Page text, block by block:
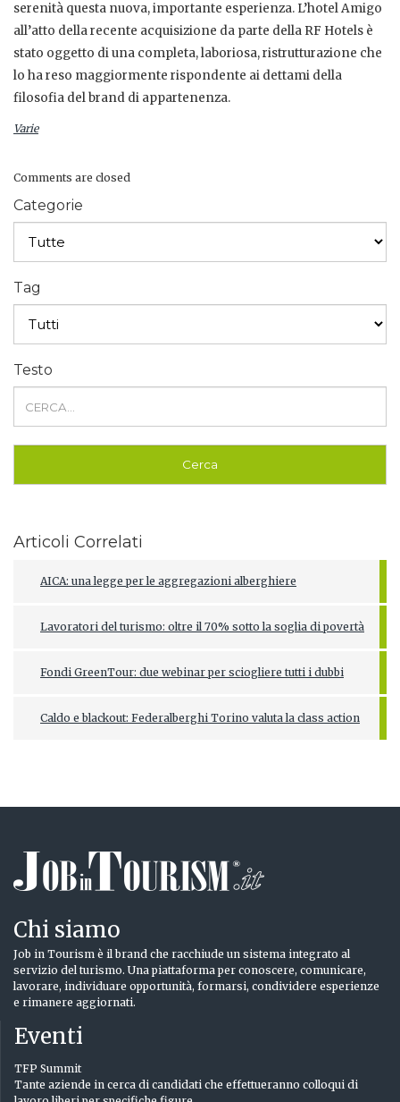
serenità questa nuova, importante esperienza. L’hotel Amigo
all’atto della recente acquisizione da parte della RF Hotels è
stato oggetto di una completa, laboriosa, ristrutturazione che
lo ha reso maggiormente rispondente ai dettami della
filosofia del brand di appartenenza.
Varie
Comments are closed
Categorie
Tag
Testo
Articoli Correlati
AICA: una legge per le aggregazioni alberghiere
Lavoratori del turismo: oltre il 70% sotto la soglia di povertà
Fondi GreenTour: due webinar per sciogliere tutti i dubbi
Caldo e blackout: Federalberghi Torino valuta la class action
Chi siamo
Job in Tourism è il brand che racchiude un sistema integrato al
servizio del turismo. Una piattaforma per conoscere, comunicare,
lavorare, individuare opportunità, formarsi, condividere esperienze
e rimanere aggiornati.
Eventi
TFP Summit
Tante aziende in cerca di candidati che effettueranno colloqui di